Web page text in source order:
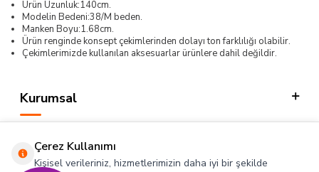
Ürün Uzunluk:140cm.
Modelin Bedeni:38/M beden.
Manken Boyu:1.68cm.
Ürün renginde konsept çekimlerinden dolayı ton farklılığı olabilir.
Çekimlerimizde kullanılan aksesuarlar ürünlere dahil değildir.
Kurumsal
Hızlı Erişim
Çerez Kullanımı
Kişisel verileriniz, hizmetlerimizin daha iyi bir şekilde